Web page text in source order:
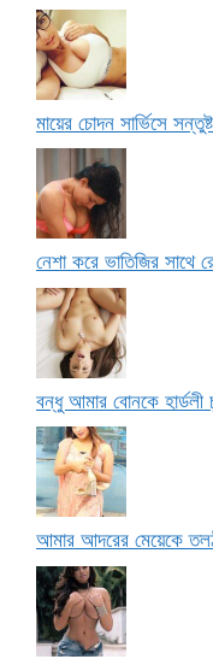
মায়ের চোদন সার্ভিসে
নেশা করে ভাতিজির সাথে
বন্ধু আমার বোনকে হার্ডলী
আমার আদরের মেয়েকে